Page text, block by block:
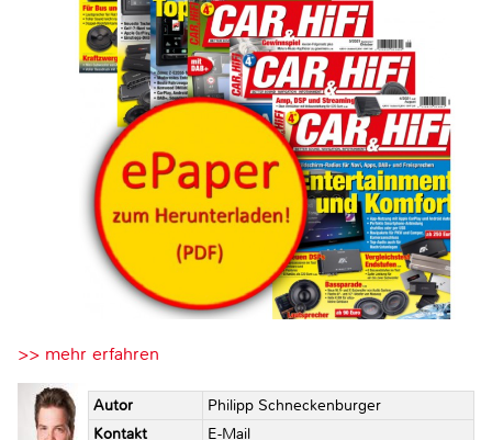
>> mehr erfahren
Autor
Philipp Schneckenburger
Kontakt
E-Mail